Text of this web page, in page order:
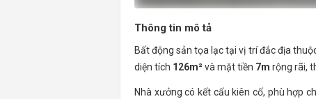
Thông tin mô tả
Bất động sản tọa lạc tại vị trí đắc địa
diện tích 126m²và mặt tiền 7m rộng rãi,
Nhà xưởng có kết cấu kiên cố, phù hợp